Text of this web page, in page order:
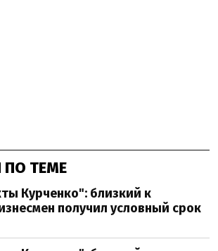
ТЕМЕ
Курченко": близкий к
получил условный срок